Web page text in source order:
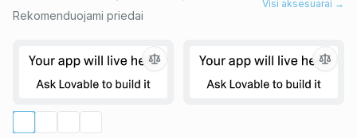
Rekomenduojami priedai
Visi aksesuarai →